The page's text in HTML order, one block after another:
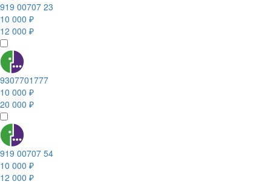
919 00707 23
10 000 ₽
12 000 ₽
9307701777
10 000 ₽
20 000 ₽
919 00707 54
10 000 ₽
12 000 ₽